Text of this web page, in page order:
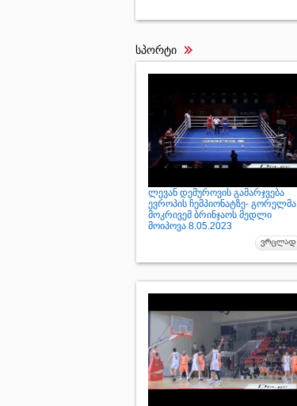
სპორტი
ლევან დემუროვის გამარჯვება
ევროპის ჩემპიონატზე- გორელმა
მოკრივემ ბრინჯაოს მედლი
მოიპოვა 8.05.2023